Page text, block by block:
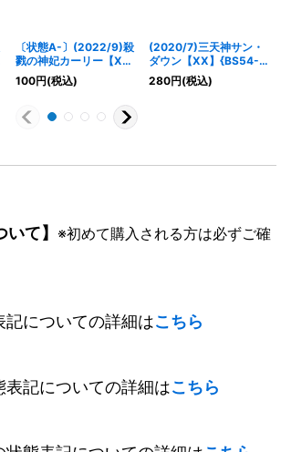
〔状態A-〕(2022/9)殺
戮の神妃カーリー【X】
{BS60-X07}《黄》
100円(税込)
(2020/7)三天神サン・
ダウン【XX】{BS54-
XX03}《多》
280円(税込)
て】 ※初めて購入される方は必ずご確
についての詳細はこちら
記についての詳細はこちら